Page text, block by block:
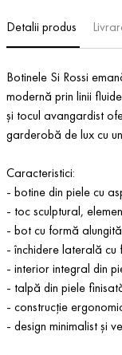
Detalii produs
Botinele Si Rossi
modernă prin linii
și tocul avangardist
garderobă de lux cu
Caracteristici:
- botine din piele cu
- toc sculptural,
- bot cu formă
- închidere laterală cu
- interior integral din
- talpă din piele
- construcție
- design minimalist și